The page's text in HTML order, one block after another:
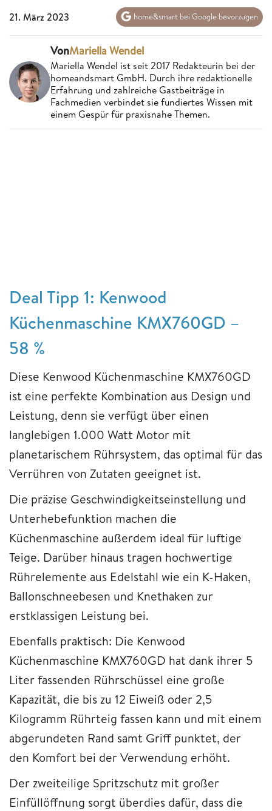
21. März 2023 home&smart bei Google bevorzugen
VonMariella Wendel
Mariella Wendel ist seit 2017 Redakteurin bei der
homeandsmart GmbH. Durch ihre redaktionelle
Erfahrung und zahlreiche Gastbeiträge in
Fachmedien verbindet sie fundiertes Wissen mit
einem Gespür für praxisnahe Themen.
Deal Tipp 1: Kenwood
Küchenmaschine KMX760GD –
58 %
Diese Kenwood Küchenmaschine KMX760GD
ist eine perfekte Kombination aus Design und
Leistung, denn sie verfügt über einen
langlebigen 1.000 Watt Motor mit
planetarischem Rührsystem, das optimal für das
Verrühren von Zutaten geeignet ist.
Die präzise Geschwindigkeitseinstellung und
Unterhebefunktion machen die
Küchenmaschine außerdem ideal für luftige
Teige. Darüber hinaus tragen hochwertige
Rührelemente aus Edelstahl wie ein K-Haken,
Ballonschneebesen und Knethaken zur
erstklassigen Leistung bei.
Ebenfalls praktisch: Die Kenwood
Küchenmaschine KMX760GD hat dank ihrer 5
Liter fassenden Rührschüssel eine große
Kapazität, die bis zu 12 Eiweiß oder 2,5
Kilogramm Rührteig fassen kann und mit einem
abgerundeten Rand samt Griff punktet, der
den Komfort bei der Verwendung erhöht.
Der zweiteilige Spritzschutz mit großer
Einfüllöffnung sorgt überdies dafür, dass die